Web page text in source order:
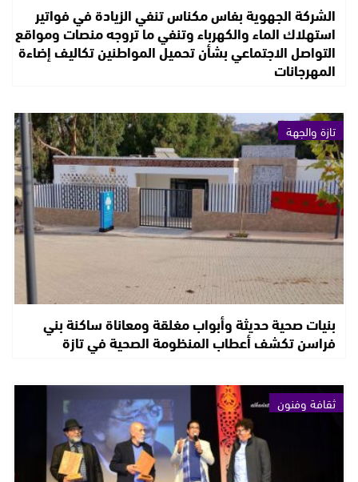
الشركة الجهوية بفاس مكناس تنفي الزيادة في فواتير
استهلاك الماء والكهرباء وتنفي ما تروجه منصات ومواقع
التواصل الاجتماعي بشأن تحميل المواطنين تكاليف إضاءة
المهرجانات
تازة والجهة
بنيات صحية حديثة وأبواب مغلقة ومعاناة ساكنة بني
فراسن تكشف أعطاب المنظومة الصحية في تازة
ثقافة وفنون